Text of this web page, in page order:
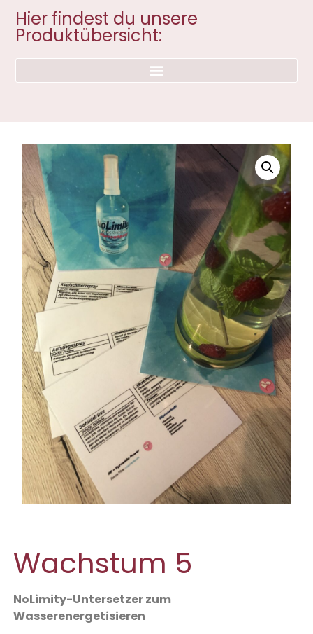
Hier findest du unsere
Produktübersicht:
Wachstum 5
NoLimity-Untersetzer zum
Wasserenergetisieren